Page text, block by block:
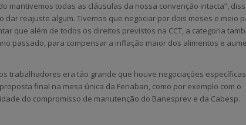
mantivemos todas as cláusulas da nossa convenção intacta”,
reajuste algum. Tivemos que negociar por dois meses e meio
que além de todos os direitos previstos na CCT, a categoria
passado, para compensar a inflação maior dos alimentos e
trabalhadores era tão grande que houve negociações
final na mesa única da Fenaban, como por exemplo com o
do compromisso de manutenção do Banesprev e da Cabesp.